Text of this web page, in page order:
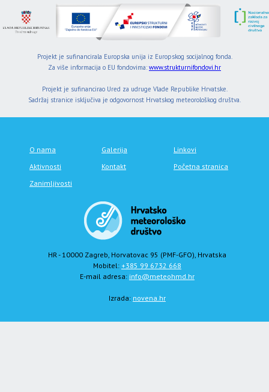
Projekt je sufinancirala Europska unija iz Europskog socijalnog fonda.
Za više informacija o EU fondovima: www.strukturnifondovi.hr
Projekt je sufinancirao Ured za udruge Vlade Republike Hrvatske.
Sadržaj stranice isključiva je odgovornost Hrvatskog meteorološkog društva.
O nama Galerija
Linkovi
Aktivnosti
Kontakt
Početna stranica
Zanimljivosti
HR - 10000 Zagreb, Horvatovac 95 (PMF-GFO), Hrvatska
Mobitel: +385 99 6732 668
E-mail adresa: info@meteohmd.hr
Izrada: novena.hr